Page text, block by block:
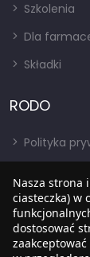
Szkolenia
Dla
Składki
RODO
Polityka
RODO
BIP
Nasza strona
ciasteczka) w
dostosować